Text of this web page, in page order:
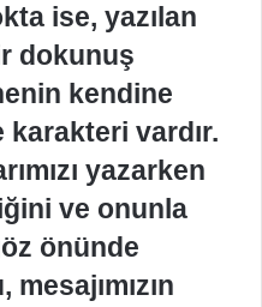
ise, yazılan
dokunuş
kendine
vardır.
yazarken
ve onunla
önünde